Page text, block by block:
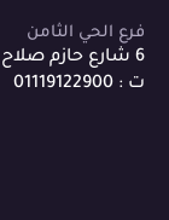
فرع الحي الثامن
6 شارع حازم صلاح الحي الثامن منطقة 11 بلوك 11 مدينة نصر.
ت : 01119122900